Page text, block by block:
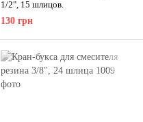
1/2", 15 шлицов.
130 грн